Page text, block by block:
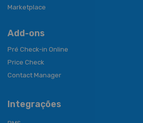
Marketplace
Add-ons
Pré Check-in Online
Price Check
Contact Manager
Integrações